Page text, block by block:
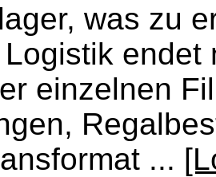
was zu
einzelnen
...